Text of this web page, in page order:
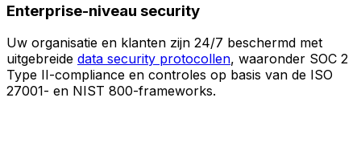
Enterprise-niveau security
Uw organisatie en klanten zijn 24/7 beschermd met
uitgebreide data security protocollen, waaronder SOC 2
Type II-compliance en controles op basis van de ISO
27001- en NIST 800-frameworks.